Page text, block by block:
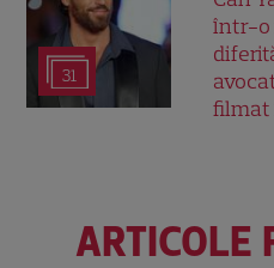
31
într-o
filmat
ARTICOLE